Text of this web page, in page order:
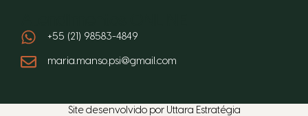
+55 (21) 98583-4849
maria.manso.psi@gmail.com
Site desenvolvido por Uttara Estratégia